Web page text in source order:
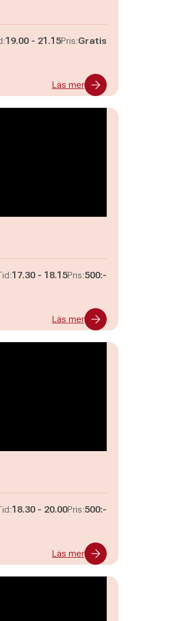
Pågår mellan
19.00 - och
21.15Pris:Gratis
Läs mer
Pågår mellan
17.30 - och
18.15Pris:500:-
Läs mer
Pågår mellan
18.30 - och
20.00Pris:500:-
Läs mer